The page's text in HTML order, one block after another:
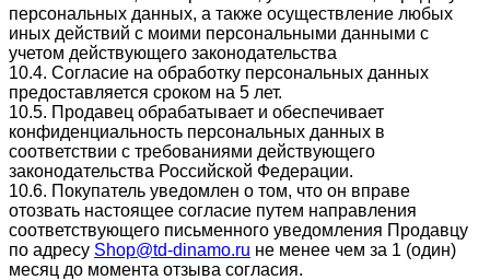
персональных данных, а также осуществление любых
иных действий с моими персональными данными с
учетом действующего законодательства
10.4. Согласие на обработку персональных данных
предоставляется сроком на 5 лет.
10.5. Продавец обрабатывает и обеспечивает
конфиденциальность персональных данных в
соответствии с требованиями действующего
законодательства Российской Федерации.
10.6. Покупатель уведомлен о том, что он вправе
отозвать настоящее согласие путем направления
соответствующего письменного уведомления Продавцу
по адресу Shop@td-dinamo.ru не менее чем за 1 (один)
месяц до момента отзыва согласия.